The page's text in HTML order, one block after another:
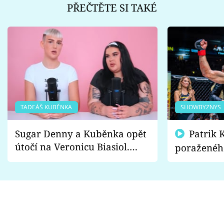
PŘEČTĚTE SI TAKÉ
TADEÁŠ KUBĚNKA
Sugar Denny a Kuběnka opět
útočí na Veronicu Biasiol.
Proč je podle nich falešná a
SHOWBYZNYS
fanoušci